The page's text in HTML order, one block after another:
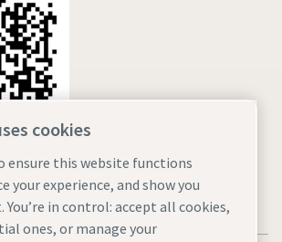
cookies
ensure this website functions
your experience, and show you
in control: accept all cookies,
ones, or manage your